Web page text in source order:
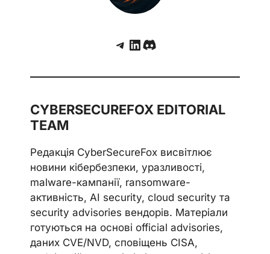
Telegram
LinkedIn
Discord
CYBERSECUREFOX EDITORIAL
TEAM
Редакція CyberSecureFox висвітлює
новини кібербезпеки, уразливості,
malware-кампанії, ransomware-
активність, AI security, cloud security та
security advisories вендорів. Матеріали
готуються на основі official advisories,
даних CVE/NVD, сповіщень CISA,